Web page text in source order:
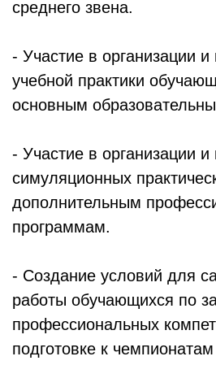
среднего звена.
- Участие в организации
учебной практики
основным
- Участие в организации
симуляционных
дополнительным
программам.
- Создание условий для
работы обучающихся по
профессиональных
подготовке к чемпионатам